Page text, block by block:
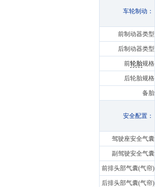
车轮制动：
前制动器类型
后制动器类型
前轮胎规格
后轮胎规格
备胎
安全配置：
驾驶座安全气囊
副驾驶安全气囊
前排头部气囊(气帘)
后排头部气囊(气帘)